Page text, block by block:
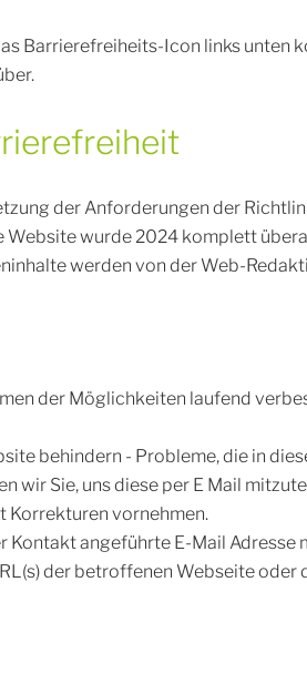
Barrierefreiheits-Icon links unten
der Anforderungen der
Website wurde 2024 komplett
werden von der Web-
der Möglichkeiten laufend
behindern - Probleme, die in
wir Sie, uns diese per E Mail
Korrekturen vornehmen.
angeführte E-Mail
der betroffenen Webseite oder